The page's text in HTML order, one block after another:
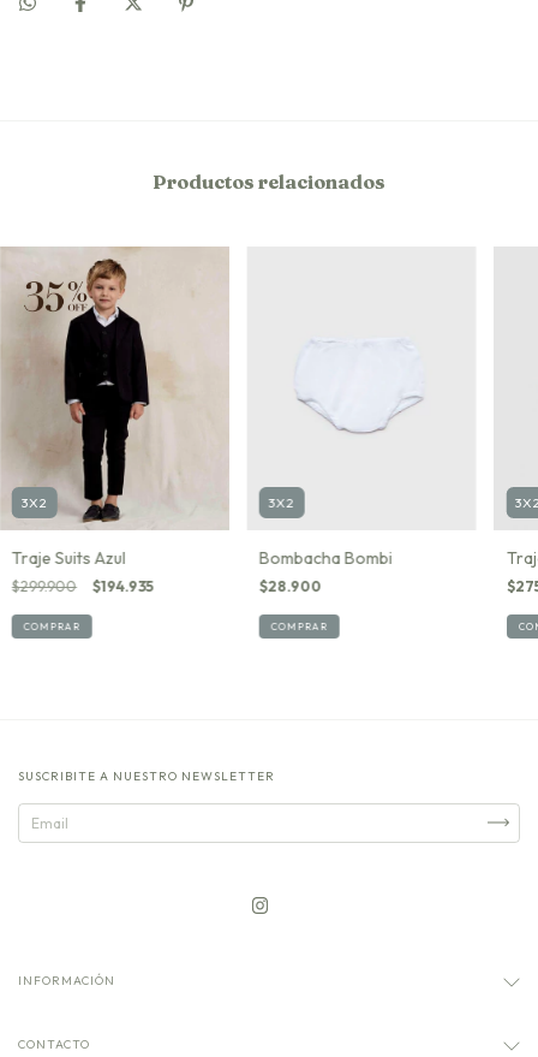
Productos relacionados
3X2
Traje Suits Azul
$299.900 $194.935
COMPRAR
3X2
Bombacha Bombi
$28.900
COMPRAR
SUSCRIBITE A NUESTRO NEWSLETTER
INFORMACIÓN
CONTACTO